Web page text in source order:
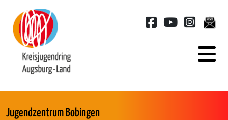
Springe zum Hauptinhalt der Seite
Jugendzentrum Bobingen